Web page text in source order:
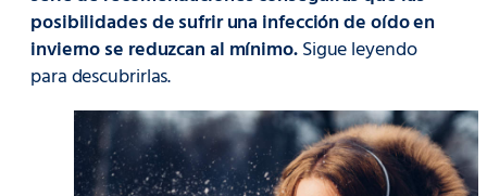
posibilidades de sufrir una infección de oído en
invierno se reduzcan al mínimo.Sigue leyendo
para descubrirlas.